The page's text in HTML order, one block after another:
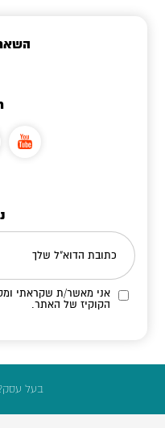
כתובת הדוא"ל שלך
אני מאשר/ת שקראתי
הקוקיז של האתר.
בעל